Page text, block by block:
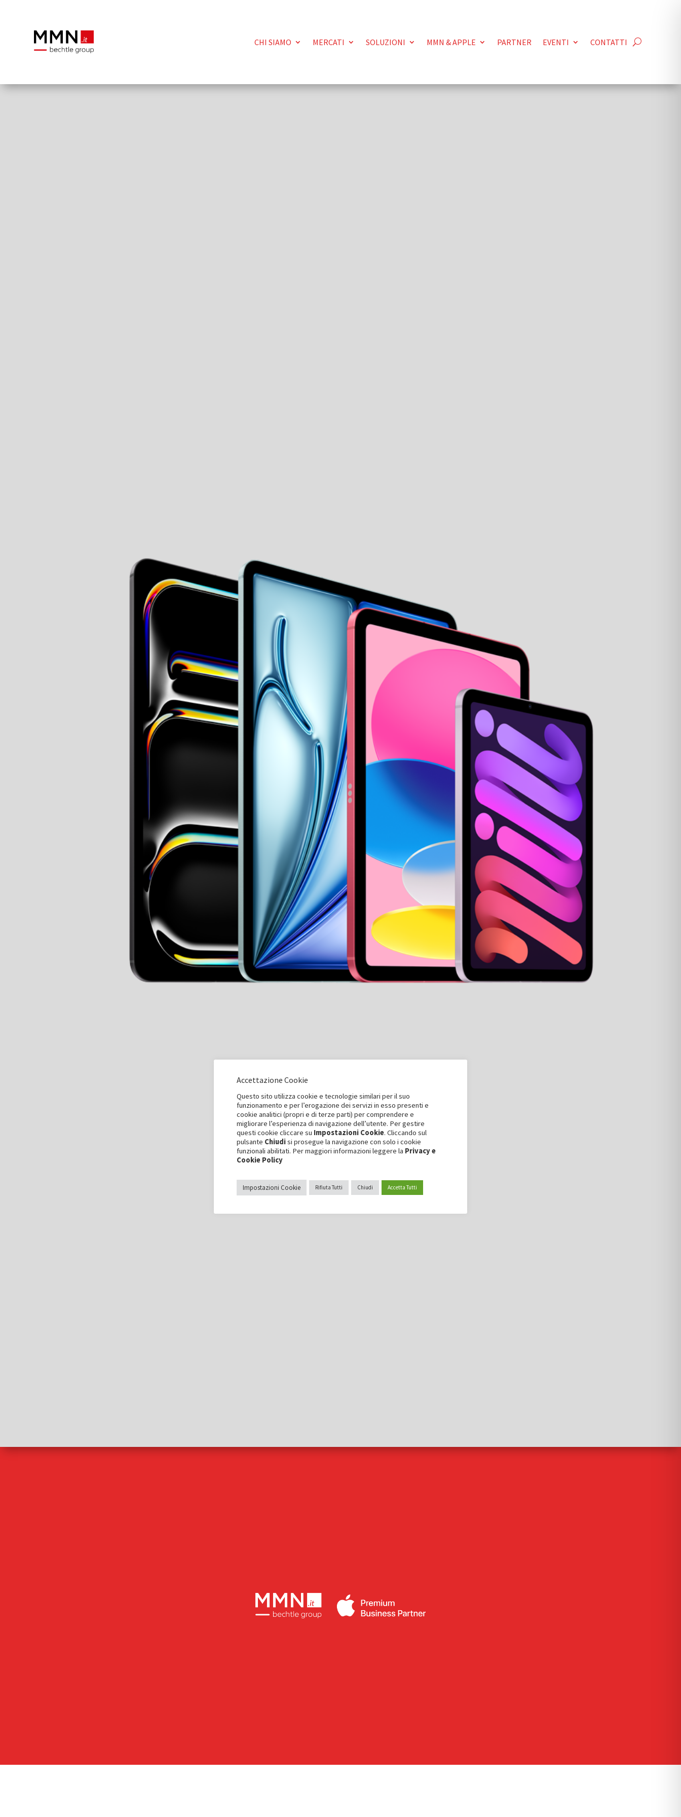
CHI SIAMO MERCATI SOLUZIONI MMN & APPLE PARTNER EVENTI CONTATTI
Accettazione Cookie
Questo sito utilizza cookie e tecnologie similari per il suo
funzionamento e per l’erogazione dei servizi in esso presenti e
cookie analitici (propri e di terze parti) per comprendere e
migliorare l’esperienza di navigazione dell’utente. Per gestire
questi cookie cliccare su Impostazioni Cookie. Cliccando sul
pulsante Chiudisi prosegue la navigazione con solo i cookie
funzionali abilitati. Per maggiori informazioni leggere la Privacy e
Cookie Policy
Impostazioni Cookie Rifiuta Tutti Chiudi Accetta Tutti